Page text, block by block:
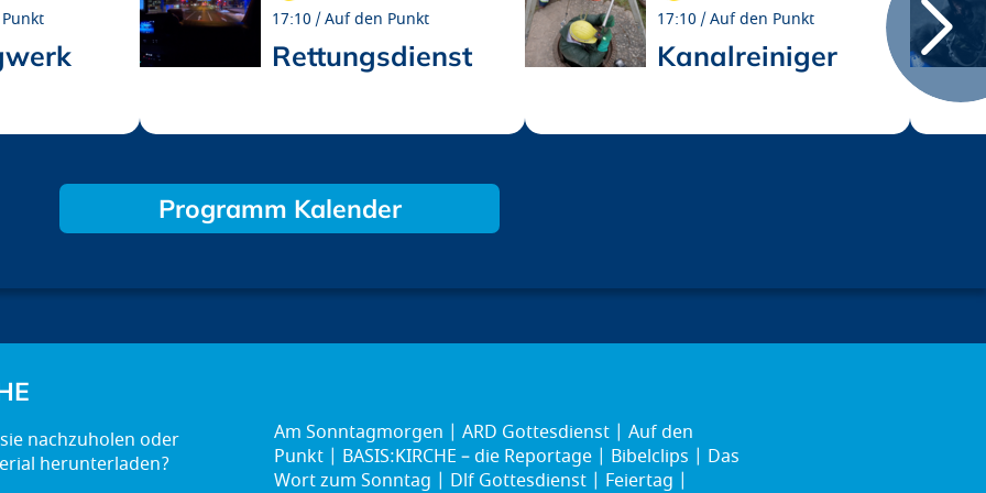
17:10 Auf den Punkt
Rettungsdienst
17:10 Auf den Punkt
Kanalreiniger
Programm Kalender
Am Sonntagmorgen ARD Gottesdienst
Auf den
Punkt
BASIS:KIRCHE – die Reportage Bibelclips
Das
Wort zum Sonntag
Dlf Gottesdienst
Feiertag